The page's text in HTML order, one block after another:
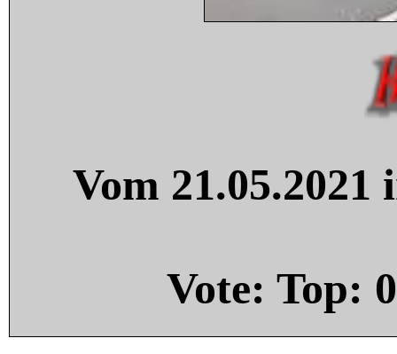
Vom
Vote: Top: 0